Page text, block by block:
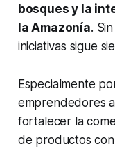
bosques y la
la Amazonía.
iniciativas sigue
Especialmente
emprendedores
fortalecer la
de productos